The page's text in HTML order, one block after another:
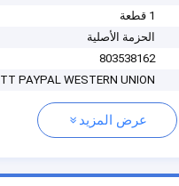
1 قطعة
الحزمة الأصلية
803538162
TT PAYPAL WESTERN UNION أو غيرها
عرض المزيد